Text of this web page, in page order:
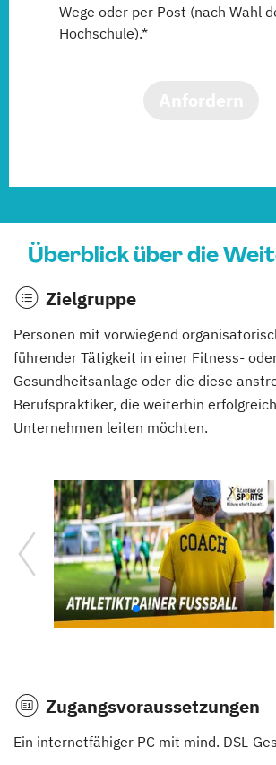
Wege oder per Post (nach Wahl
Hochschule).*
Überblick über die
Zielgruppe
Personen mit vorwiegend
führender Tätigkeit in einer Fitness-
Gesundheitsanlage oder die diese
Berufspraktiker, die weiterhin
Unternehmen leiten möchten.
Zugangsvoraussetzungen
Ein internetfähiger PC mit mind. DSL-